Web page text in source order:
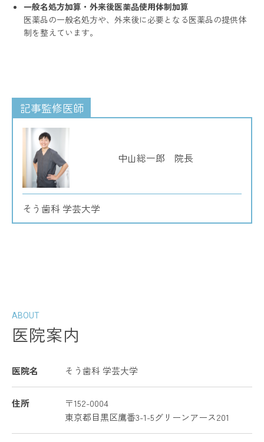
一般名処方加算・外来後医薬品使用体制加算
医薬品の一般名処方や、外来後に必要となる医薬品の提供体
制を整えています。
記事監修医師
中山総一郎 院長
そう歯科 学芸大学
ABOUT
医院案内
医院名 そう歯科 学芸大学
住所
〒152-0004
東京都目黒区鷹番3-1-5グリーンアース201